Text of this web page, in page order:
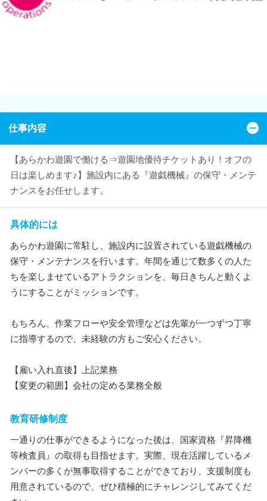
仕事内容
【あらかわ遊園で働ける⇒遊園地優待チケットあり！オフの
日は楽しめます♪】施設内にある『遊戯機械』の保守・メンテ
ナンスをお任せします。
具体的には
あらかわ遊園に常駐し、施設内に設置されている遊戯機械の
保守・メンテナンスを行います。年間を通じて数多くの人た
ちを楽しませているアトラクションを、毎日きちんと動くよ
うにすることがミッションです。
もちろん、作業フローや安全管理などは先輩が一つずつ丁寧
に指導するので、未経験の方もご安心ください。
【雇い入れ直後】上記業務
【変更の範囲】会社の定める業務全般
教育研修制度
一通りの仕事ができるようになった後は、国家資格『昇降機
等検査員』の取得も目指せます。実際、現在活躍しているメ
ンバーの多くが無事取得することができており、支援制度も
用意されているので、ぜひ積極的にチャレンジしてみてくだ